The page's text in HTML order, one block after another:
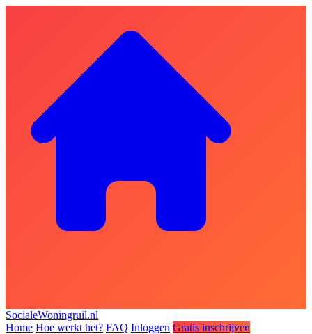
SocialeWoningruil.nl
Home Hoe werkt het? FAQ Inloggen Gratis inschrijven